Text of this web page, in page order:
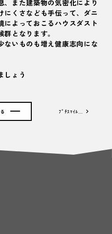
、また建築物の気密化により
にくさなども手伝って、ダニ
によっておこるハウスダスト
群 となります。
ないものも増え健康志向にな
しょう
ﾌﾟﾁｽﾏｲﾙ…